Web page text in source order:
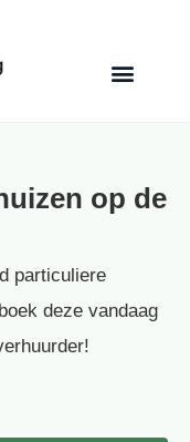
op de
particuliere
deze vandaag